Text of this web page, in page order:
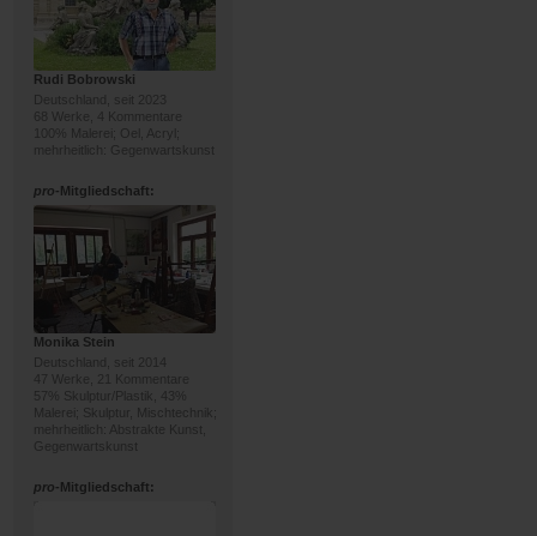
Rudi Bobrowski
Deutschland, seit 2023
68 Werke, 4 Kommentare
100% Malerei; Oel, Acryl;
mehrheitlich: Gegenwartskunst
pro-Mitgliedschaft:
Monika Stein
Deutschland, seit 2014
47 Werke, 21 Kommentare
57% Skulptur/Plastik, 43%
Malerei; Skulptur, Mischtechnik;
mehrheitlich: Abstrakte Kunst,
Gegenwartskunst
pro-Mitgliedschaft: